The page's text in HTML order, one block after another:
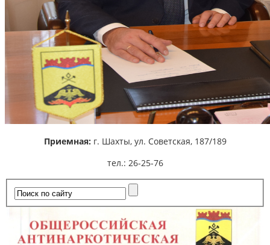
Приемная: г. Шахты, ул. Советская, 187/189
тел.: 26-25-76